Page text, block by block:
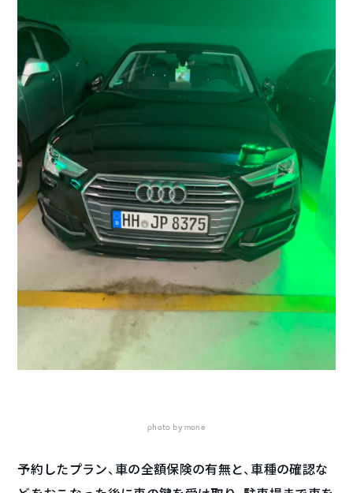
photo by mone
予約したプラン、車の全額保険の有無と、車種の確認な